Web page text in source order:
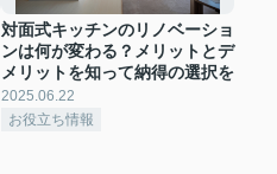
対面式キッチンのリノベーショ
ンは何が変わる？メリットとデ
メリットを知って納得の選択を
2025.06.22
お役立ち情報